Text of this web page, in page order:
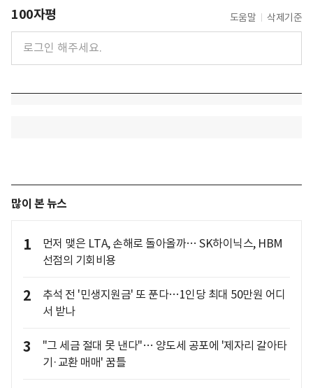
100자평 도움말 삭제기준
많이 본 뉴스
1
먼저 맺은 LTA, 손해로 돌아올까… SK하이닉스, HBM
선점의 기회비용
2
추석 전 '민생지원금' 또 푼다…1인당 최대 50만원 어디
서 받나
3
"그 세금 절대 못 낸다"… 양도세 공포에 '제자리 갈아타
기·교환 매매' 꿈틀